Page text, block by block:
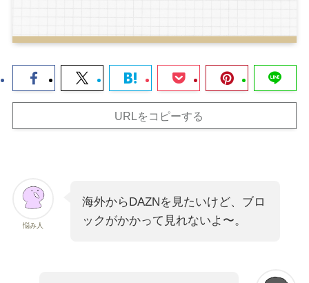
URLをコピーする
悩み人
海外からDAZNを見たいけど、ブロ
ックがかかって見れないよ〜。